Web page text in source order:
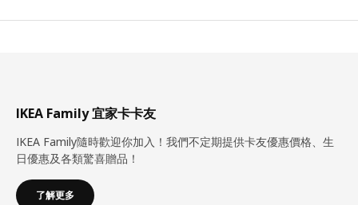
IKEA Family 宜家卡卡友
IKEA Family隨時歡迎你加入！我們不定期提供卡友優惠價格、生
日優惠及各類驚喜贈品！
了解更多